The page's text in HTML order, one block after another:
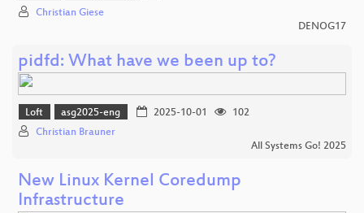
Christian Giese
DENOG17
pidfd: What have we been up to?
Loft asg2025-eng 2025-10-01
102
Christian Brauner
All Systems Go! 2025
New Linux Kernel Coredump
Infrastructure